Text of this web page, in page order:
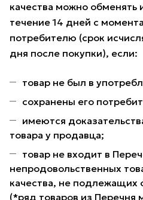
качества можно обменять
течение 14 дней с
потребителю (срок
дня после покупки), если:
товар не был в
сохранены его
имеются
товара у продавца;
товар не входит в
непродовольственных
качества, не подлежащих
(*ряд товаров из Перечня